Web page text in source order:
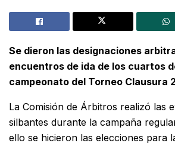
Se dieron las designaciones
encuentros de ida de los cuartos
campeonato del Torneo Clausura
La Comisión de Árbitros realizó las
silbantes durante la campaña
ello se hicieron las elecciones para